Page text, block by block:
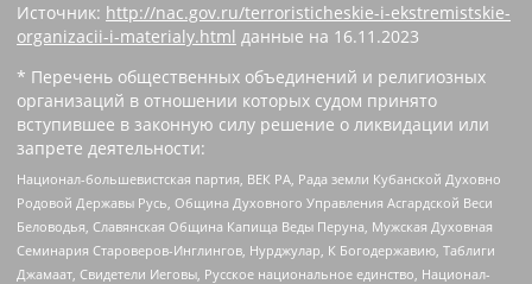
Источник: http://nac.gov.ru/terroristicheskie-i-ekstremistskie-
organizacii-i-materialy.html данные на 16.11.2023
* Перечень общественных объединений и религиозных
организаций в отношении которых судом принято
вступившее в законную силу решение о ликвидации или
запрете деятельности:
Национал-большевистская партия, ВЕК РА, Рада земли Кубанской Духовно
Родовой Державы Русь, Община Духовного Управления Асгардской Веси
Беловодья, Славянская Община Капища Веды Перуна, Мужская Духовная
Семинария Староверов-Инглингов, Нурджулар, К Богодержавию, Таблиги
Джамаат, Свидетели Иеговы, Русское национальное единство, Национал-